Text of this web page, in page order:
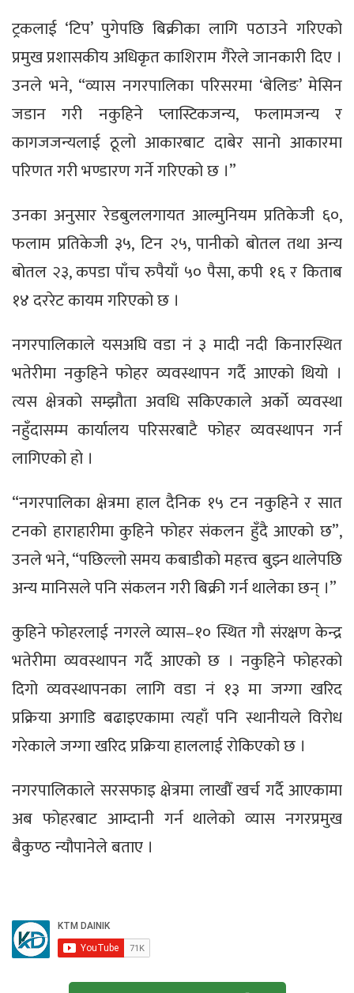
ट्रकलाई ‘टिप’ पुगेपछि बिक्रीका लागि पठाउने गरिएको
प्रमुख प्रशासकीय अधिकृत काशिराम गैरेले जानकारी दिए ।
उनले भने, “व्यास नगरपालिका परिसरमा ‘बेलिङ’ मेसिन
जडान गरी नकुहिने प्लास्टिकजन्य, फलामजन्य र
कागजजन्यलाई ठूलो आकारबाट दाबेर सानो आकारमा
परिणत गरी भण्डारण गर्ने गरिएको छ ।”
उनका अनुसार रेडबुललगायत आल्मुनियम प्रतिकेजी ६०,
फलाम प्रतिकेजी ३५, टिन २५, पानीको बोतल तथा अन्य
बोतल २३, कपडा पाँच रुपैयाँ ५० पैसा, कपी १६ र किताब
१४ दररेट कायम गरिएको छ ।
नगरपालिकाले यसअघि वडा नं ३ मादी नदी किनारस्थित
भतेरीमा नकुहिने फोहर व्यवस्थापन गर्दै आएको थियो ।
त्यस क्षेत्रको सम्झौता अवधि सकिएकाले अर्को व्यवस्था
नहुँदासम्म कार्यालय परिसरबाटै फोहर व्यवस्थापन गर्न
लागिएको हो ।
“नगरपालिका क्षेत्रमा हाल दैनिक १५ टन नकुहिने र सात
टनको हाराहारीमा कुहिने फोहर संकलन हुँदै आएको छ”,
उनले भने, “पछिल्लो समय कबाडीको महत्त्व बुझ्न थालेपछि
अन्य मानिसले पनि संकलन गरी बिक्री गर्न थालेका छन् ।”
कुहिने फोहरलाई नगरले व्यास–१० स्थित गौ संरक्षण केन्द्र
भतेरीमा व्यवस्थापन गर्दै आएको छ । नकुहिने फोहरको
दिगो व्यवस्थापनका लागि वडा नं १३ मा जग्गा खरिद
प्रक्रिया अगाडि बढाइएकामा त्यहाँ पनि स्थानीयले विरोध
गरेकाले जग्गा खरिद प्रक्रिया हाललाई रोकिएको छ ।
नगरपालिकाले सरसफाइ क्षेत्रमा लाखौँ खर्च गर्दै आएकामा
अब फोहरबाट आम्दानी गर्न थालेको व्यास नगरप्रमुख
बैकुण्ठ न्यौपानेले बताए ।